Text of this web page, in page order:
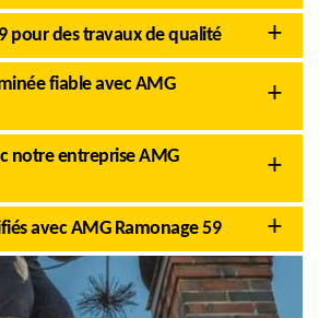
pour des travaux de qualité
fiable avec AMG
notre entreprise AMG
avec AMG Ramonage 59